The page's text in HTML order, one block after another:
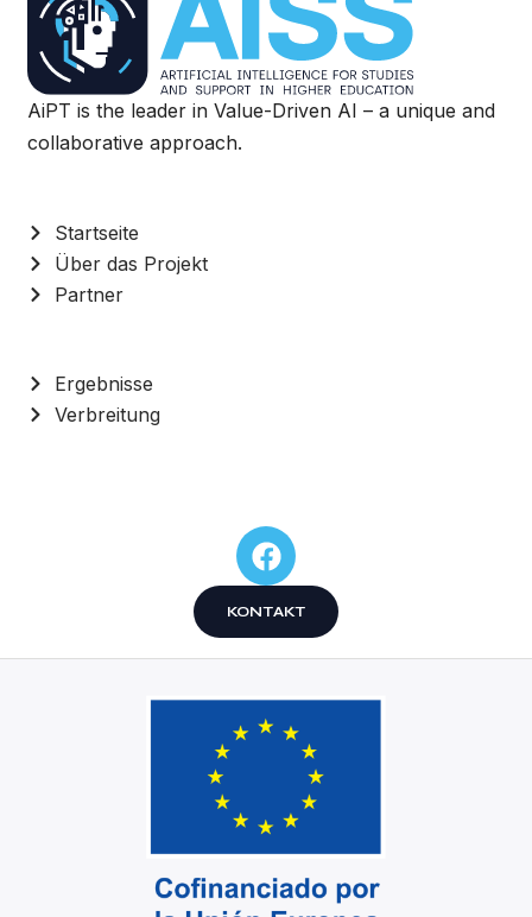
AiPT is the leader in Value-Driven AI – a unique and
collaborative approach.
Startseite
Über das Projekt
Partner
Ergebnisse
Verbreitung
KONTAKT